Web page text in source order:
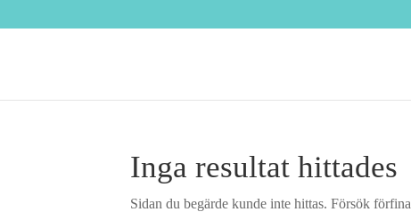
Inga resultat hittades
Sidan du begärde kunde inte hittas. Försök